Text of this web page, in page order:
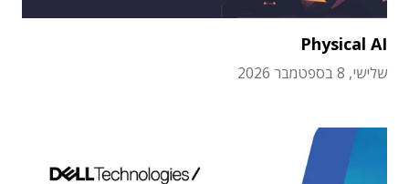
Physical AI
שלישי, 8 בספטמבר 2026